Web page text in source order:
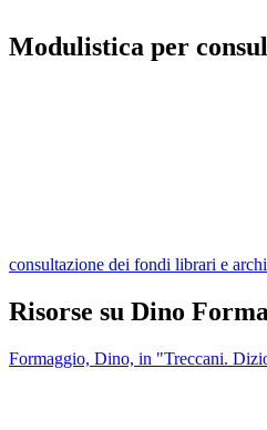
Modulistica per
consultazione dei fondi librari e
Risorse su Dino
Formaggio, Dino, in "Treccani.